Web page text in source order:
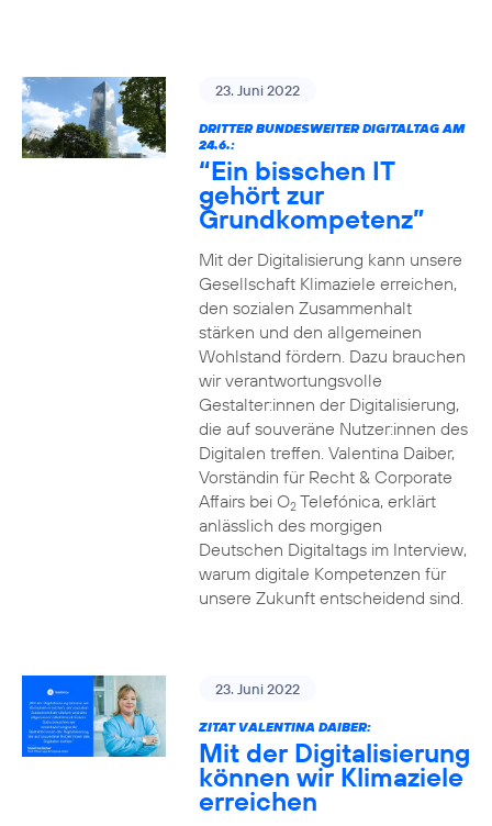
23. Juni 2022
DRITTER BUNDESWEITER DIGITALTAG AM
24.6.:
“Ein bisschen IT
gehört zur
Grundkompetenz”
Mit der Digitalisierung kann unsere
Gesellschaft Klimaziele erreichen,
den sozialen Zusammenhalt
stärken und den allgemeinen
Wohlstand fördern. Dazu brauchen
wir verantwortungsvolle
Gestalter:innen der Digitalisierung,
die auf souveräne Nutzer:innen des
Digitalen treffen. Valentina Daiber,
Vorständin für Recht & Corporate
Affairs bei O2Telefónica, erklärt
anlässlich des morgigen
Deutschen Digitaltags im Interview,
warum digitale Kompetenzen für
unsere Zukunft entscheidend sind.
23. Juni 2022
ZITAT VALENTINA DAIBER:
Mit der Digitalisierung
können wir Klimaziele
erreichen